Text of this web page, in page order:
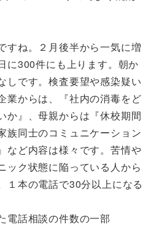
すね。２月後半から一気に増
に300件にも上ります。朝か
しです。検査要望や感染疑い
業からは、『社内の消毒をど
か』、母親からは『休校期間
族同士のコミュニケーション
など内容は様々です。苦情や
ック状態に陥っている人から
１本の電話で30分以上になる
電話相談の件数の一部